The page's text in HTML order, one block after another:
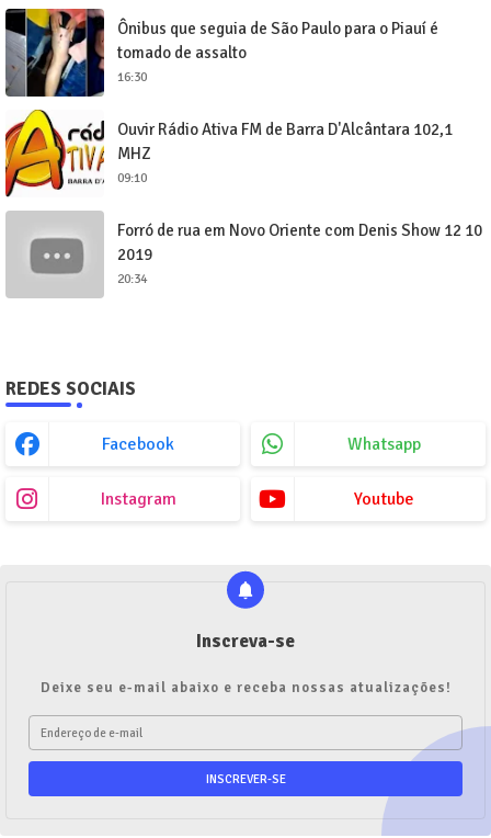
Ônibus que seguia de São Paulo para o Piauí é
tomado de assalto
16:30
Ouvir Rádio Ativa FM de Barra D'Alcântara 102,1
MHZ
09:10
Forró de rua em Novo Oriente com Denis Show 12 10
2019
20:34
REDES SOCIAIS
Facebook Whatsapp
Instagram Youtube
Inscreva-se
Deixe seu e-mail abaixo e receba nossas atualizações!